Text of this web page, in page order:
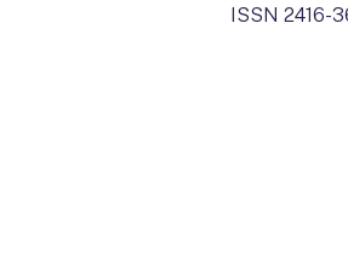
ISSN 2416-